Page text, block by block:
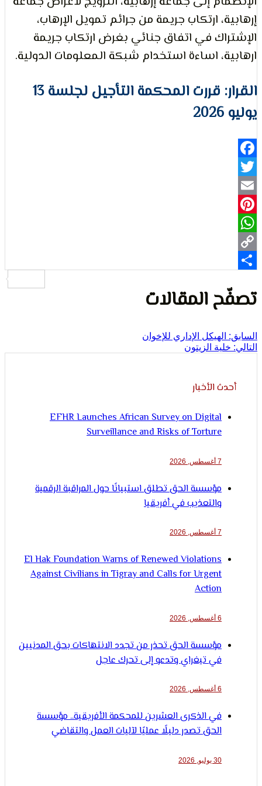
ارتكاب جريمة من جرائم تمويل الإرهاب،
في اتفاق جنائي بغرض ارتكاب جريمة
اساءة استخدام شبكة المعلومات الدولية.
القرار: قررت المحكمة التأجيل لجلسة 13
المقالات
الهيكل الإداري للإخوان
الزيتون
الأخبار
EFHR Launches African Survey on Digital
Surveillance and Risks of Torture
مؤسسة الحق تطلق استبيانًا حول المراقبة الرقمية
والتعذيب في أفريقيا
El Hak Foundation Warns of Renewed Violations
Against Civilians in Tigray and Calls for Urgent
مؤسسة الحق تحذر من تجدد الانتهاكات بحق المدنيين
في تيغراي وتدعو إلى تحرك عاجل
في الذكرى العشرين للمحكمة الأفريقية.. مؤسسة
الحق تصدر دليلًا عمليًا لآليات العمل والتقاضي